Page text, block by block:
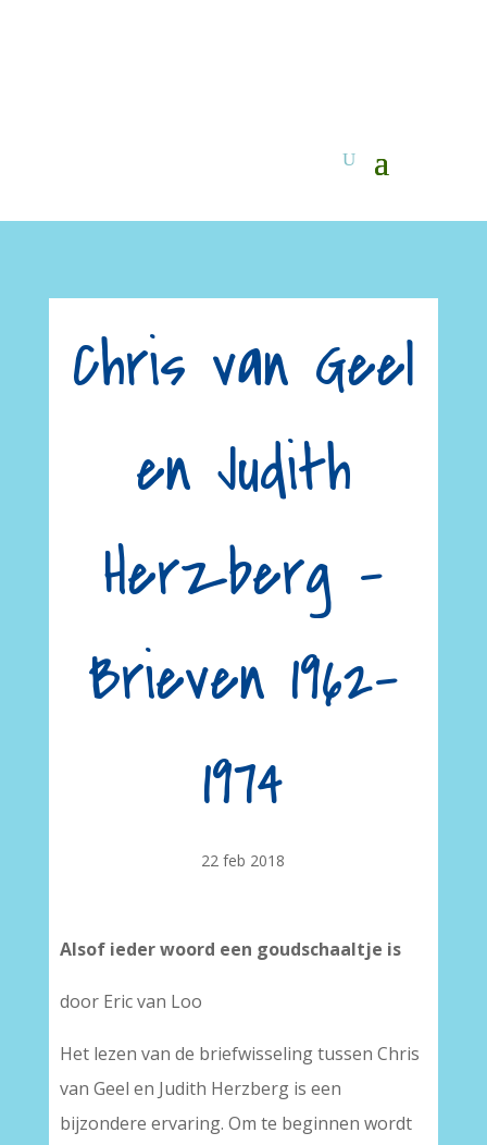
Chris van Geel
en Judith
Herzberg –
Brieven 1962-
1974
22 feb 2018
Alsof ieder woord een goudschaaltje is
door Eric van Loo
Het lezen van de briefwisseling tussen Chris
van Geel en Judith Herzberg is een
bijzondere ervaring. Om te beginnen wordt